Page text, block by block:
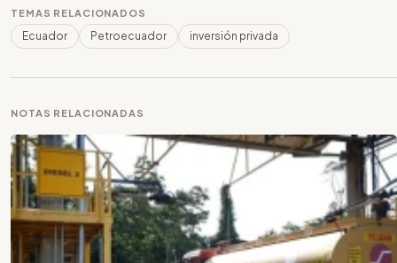
TEMAS RELACIONADOS
Ecuador Petroecuador inversión privada
NOTAS RELACIONADAS